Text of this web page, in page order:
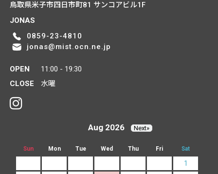
鳥取県米子市四日市町81 サンコアビル1F
JONAS
0859-23-4810
jonas@mist.ocn.ne.jp
OPEN
11:00 - 19:30
CLOSE
水曜
Aug 2026 Next»
Sun Mon Tue Wed Thu Fri Sat
1